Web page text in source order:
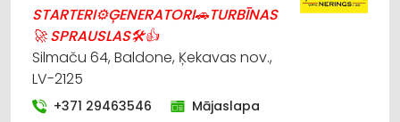
STARTERI⚙ĢENERATORI🚗TURBĪNAS
🚀 SPRAUSLAS🛠👍
Silmaču 64, Baldone, Ķekavas nov.,
LV-2125
+371 29463546 Mājaslapa